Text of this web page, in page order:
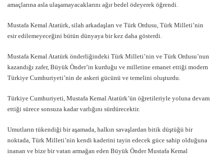
amaçlarına asla ulaşamayacaklarını ağır bedel ödeyerek öğrendi.
Mustafa Kemal Atatürk, silah arkadaşları ve Türk Ordusu, Türk Milleti’nin
esir edilemeyeceğini bütün dünyaya bir kez daha gösterdi.
Mustafa Kemal Atatürk önderliğindeki Türk Milleti’nin ve Türk Ordusu’nun
kazandığı zafer, Büyük Önder’in kurduğu ve milletine emanet ettiği modern
Türkiye Cumhuriyeti’nin de askeri gücünü ve temelini oluşturdu.
Türkiye Cumhuriyeti, Mustafa Kemal Atatürk’ün öğretileriyle yoluna devam
ettiği sürece sonsuza kadar varlığını sürdürecektir.
Umutların tükendiği bir aşamada, halkın savaşlardan bitik düştüğü bir
noktada, Türk Milleti’nin kendi kaderini tayin edecek güce sahip olduğuna
inanan ve bize bir vatan armağan eden Büyük Önder Mustafa Kemal